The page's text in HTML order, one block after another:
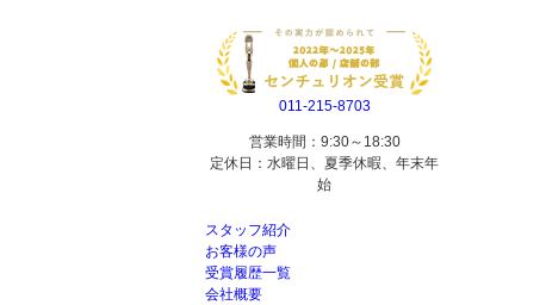
011-215-8703
営業時間：9:30～18:30
定休日：水曜日、夏季休暇、年末年
始
スタッフ紹介
お客様の声
受賞履歴一覧
会社概要